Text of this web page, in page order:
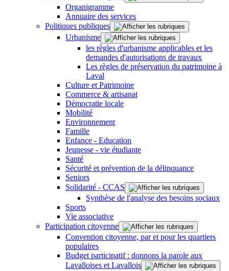
Organigramme
Annuaire des services
Politiques publiques
Urbanisme
les règles d'urbanisme applicables et les
demandes d'autorisations de travaux
Les règles de préservation du patrimoine à
Laval
Culture et Patrimoine
Commerce & artisanat
Démocratie locale
Mobilité
Environnement
Famille
Enfance - Education
Jeunesse - vie étudiante
Santé
Sécurité et prévention de la délinquance
Seniors
Solidarité - CCAS
Synthèse de l'analyse des besoins sociaux
Sports
Vie associative
Participation citoyenne
Convention citoyenne, par et pour les quartiers
populaires
Budget participatif : donnons la parole aux
Lavalloises et Lavallois